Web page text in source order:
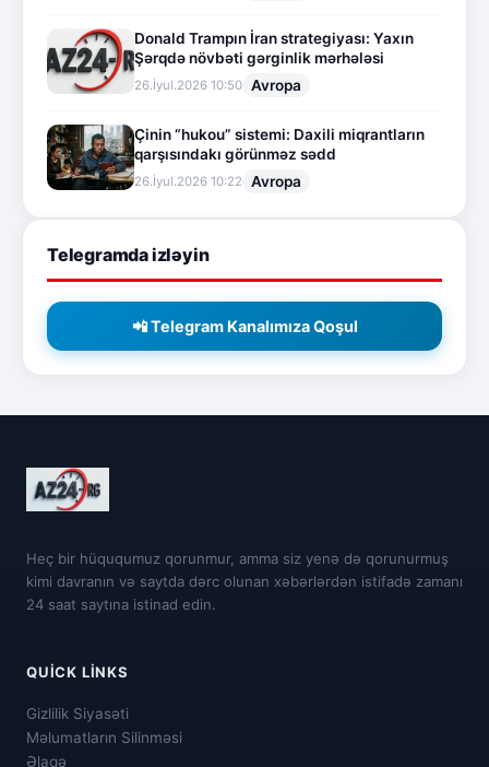
Donald Trampın İran strategiyası: Yaxın
Şərqdə növbəti gərginlik mərhələsi
26.İyul.2026 10:50 Avropa
Çinin “hukou” sistemi: Daxili miqrantların
qarşısındakı görünməz sədd
26.İyul.2026 10:22 Avropa
Telegramda izləyin
📲 Telegram Kanalımıza Qoşul
Heç bir hüququmuz qorunmur, amma siz yenə də qorunurmuş
kimi davranın və saytda dərc olunan xəbərlərdən istifadə zamanı
24 saat saytına istinad edin.
QUICK LINKS
Gizlilik Siyasəti
Məlumatların Silinməsi
Əlaqə